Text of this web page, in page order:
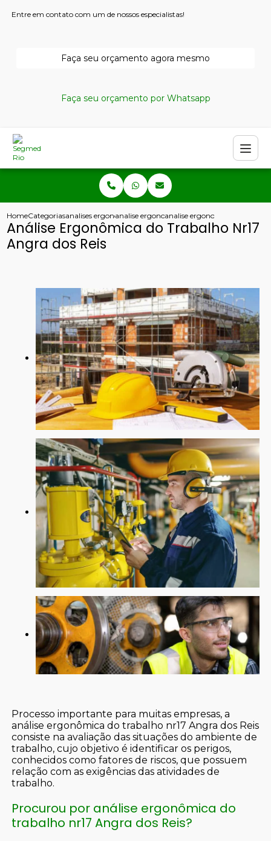
Entre em contato com um de nossos especialistas!
Faça seu orçamento agora mesmo
Faça seu orçamento por Whatsapp
HomeCategoriasanalises ergonomicasanalise ergonomica preliminar
analise ergonomica do
Análise Ergonômica do Trabalho Nr17
Angra dos Reis
Processo importante para muitas empresas, a
análise ergonômica do trabalho nr17 Angra dos Reis
consiste na avaliação das situações do ambiente de
trabalho, cujo objetivo é identificar os perigos,
conhecidos como fatores de riscos, que possuem
relação com as exigências das atividades de
trabalho.
Procurou por análise ergonômica do
trabalho nr17 Angra dos Reis?